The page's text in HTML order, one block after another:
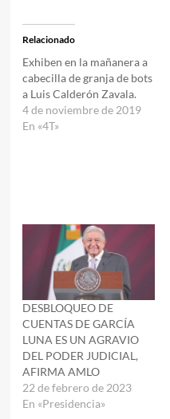
Relacionado
Exhiben en la mañanera a
cabecilla de granja de bots
a Luis Calderón Zavala.
4 de noviembre de 2019
En «4T»
DESBLOQUEO DE
CUENTAS DE GARCÍA
LUNA ES UN AGRAVIO
DEL PODER JUDICIAL,
AFIRMA AMLO
22 de febrero de 2023
En «Presidencia»